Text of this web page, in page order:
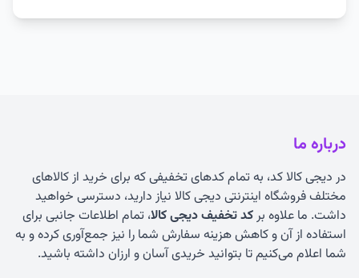
درباره ما
در دیجی کالا کد، به تمام کدهای تخفیفی که برای خرید از کالاهای
مختلف فروشگاه اینترنتی دیجی کالا نیاز دارید، دسترسی خواهید
داشت. ما علاوه برکد تخفیف دیجی کالا، تمام اطلاعات جانبی برای
استفاده از آن و کاهش هزینه سفارش شما را نیز جمع‌آوری کرده و به
شما اعلام می‌کنیم تا بتوانید خریدی آسان و ارزان داشته باشید.